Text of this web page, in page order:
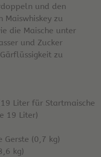
und den
Maiswhiskey zu
die Maische unter
und Zucker
zu
Liter für Startmaische
19 Liter)
Gerste (0,7 kg)
kg)